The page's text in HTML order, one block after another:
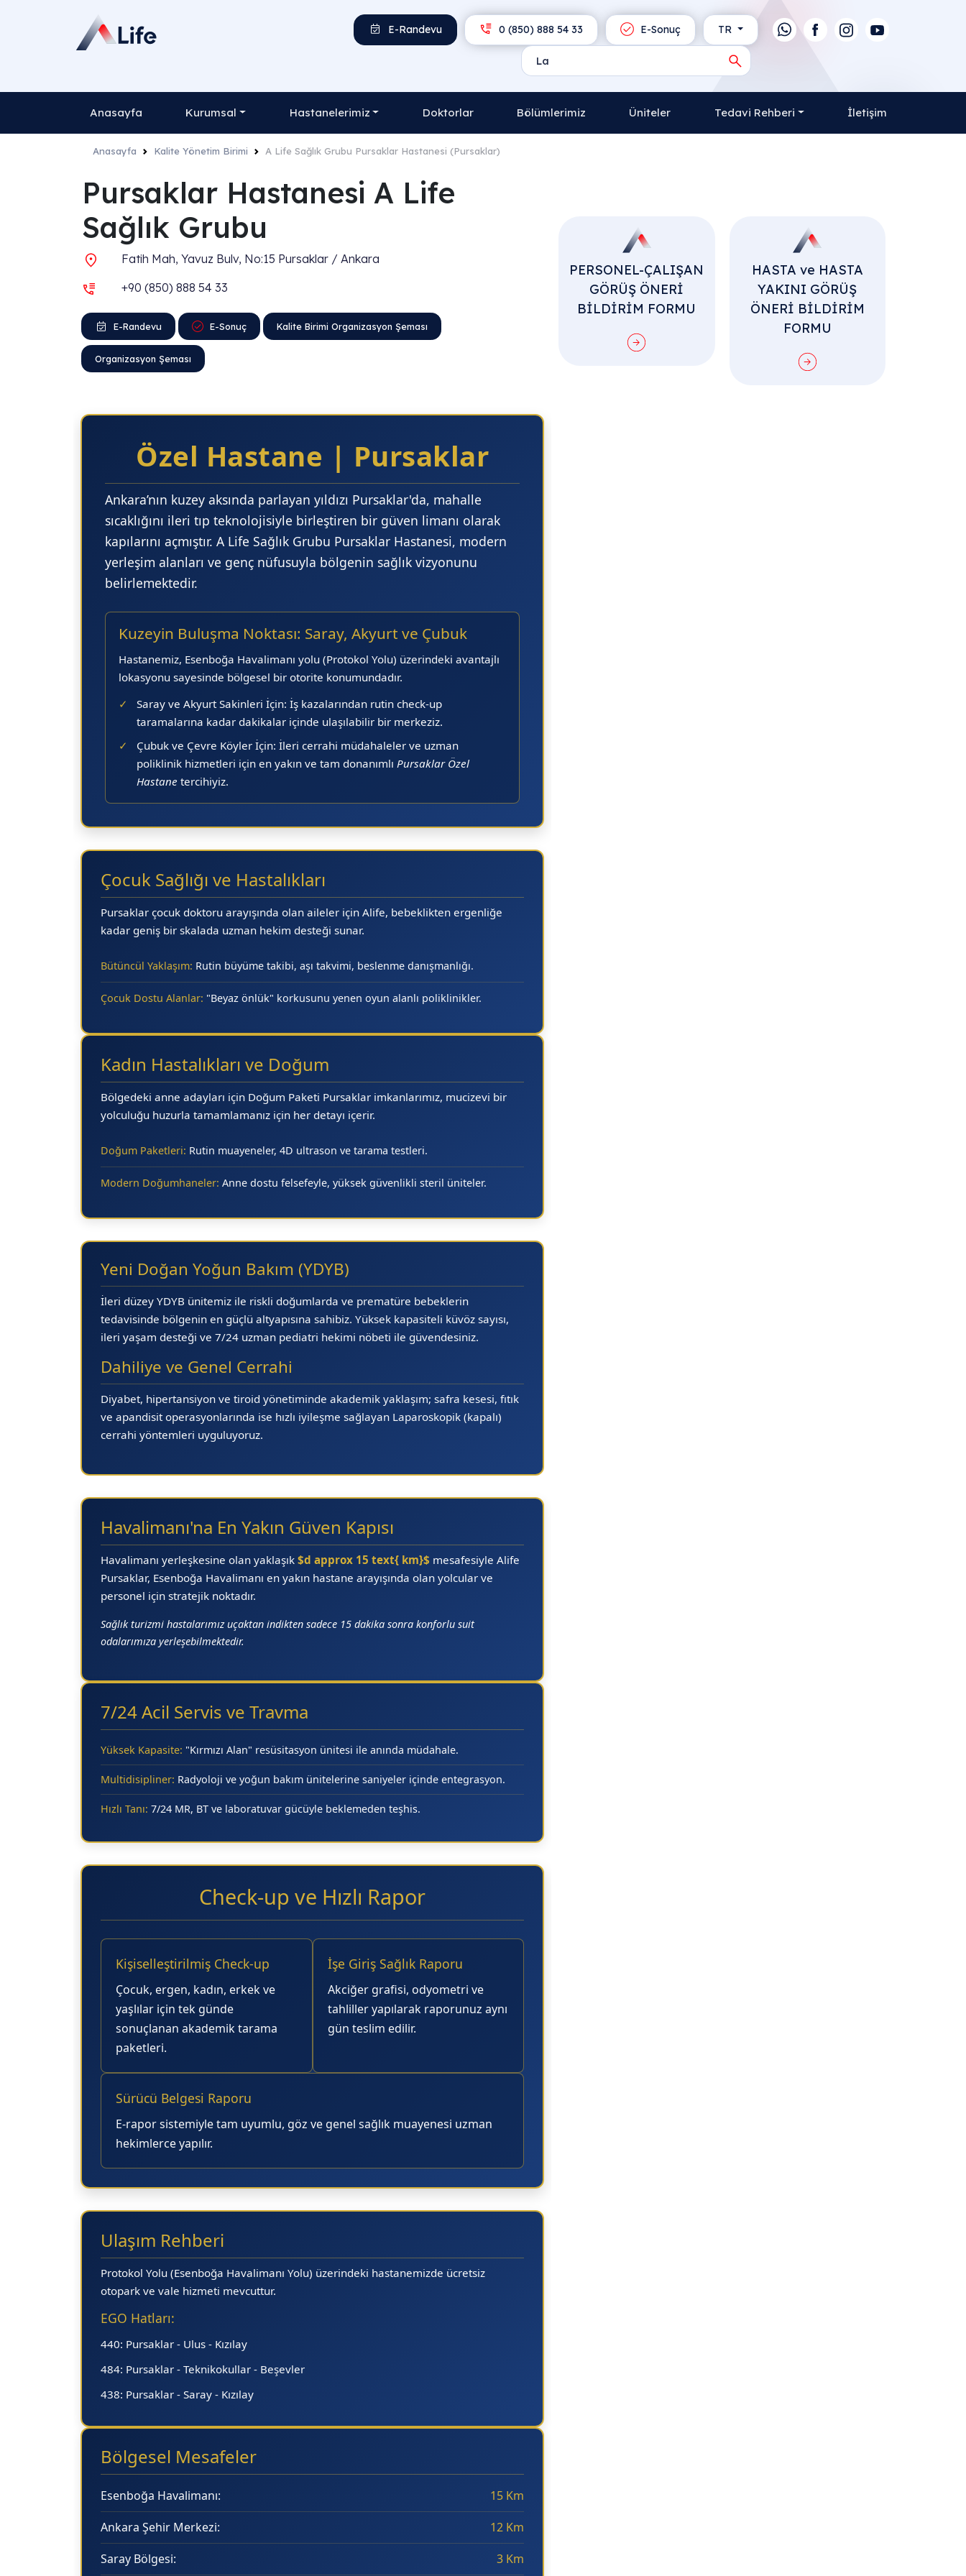
TR
E-Sonuç
0 (850) 888 54 33
E-Randevu
Anasayfa Kurumsal Hastanelerimiz Doktorlar Bölümlerimiz Üniteler Tedavi Rehberi İletişim
Anasayfa Kalite Yönetim Birimi A Life Sağlık Grubu Pursaklar Hastanesi (Pursaklar)
Pursaklar Hastanesi A Life
Sağlık Grubu
Fatih Mah, Yavuz Bulv, No:15 Pursaklar / Ankara
+90 (850) 888 54 33
E-Randevu
Özel Hastane | Pursaklar
Ankara’nın kuzey aksında parlayan yıldızı Pursaklar'da, mahalle
sıcaklığını ileri tıp teknolojisiyle birleştiren bir güven limanı olarak
kapılarını açmıştır.A Life Sağlık Grubu Pursaklar Hastanesi, modern
yerleşim alanları ve genç nüfusuyla bölgenin sağlık vizyonunu
belirlemektedir.
Kuzeyin Buluşma Noktası: Saray, Akyurt ve Çubuk
Hastanemiz, Esenboğa Havalimanı yolu (Protokol Yolu) üzerindeki avantajlı
lokasyonu sayesinde bölgesel bir otorite konumundadır.
✓
Saray ve Akyurt Sakinleri İçin: İş kazalarından rutin check-up
taramalarına kadar dakikalar içinde ulaşılabilir bir merkeziz.
✓
Çubuk ve Çevre Köyler İçin: İleri cerrahi müdahaleler ve uzman
poliklinik hizmetleri için en yakın ve tam donanımlı Pursaklar Özel
Hastane tercihiyiz.
Çocuk Sağlığı ve Hastalıkları
Pursaklar çocuk doktoru arayışında olan aileler için Alife, bebeklikten ergenliğe
kadar geniş bir skalada uzman hekim desteği sunar.
Bütüncül Yaklaşım: Rutin büyüme takibi, aşı takvimi, beslenme danışmanlığı.
Çocuk Dostu Alanlar: "Beyaz önlük" korkusunu yenen oyun alanlı poliklinikler.
Kadın Hastalıkları ve Doğum
Bölgedeki anne adayları için Doğum Paketi Pursaklarimkanlarımız, mucizevi bir
yolculuğu huzurla tamamlamanız için her detayı içerir.
Doğum Paketleri: Rutin muayeneler, 4D ultrason ve tarama testleri.
Modern Doğumhaneler: Anne dostu felsefeyle, yüksek güvenlikli steril üniteler.
Yeni Doğan Yoğun Bakım (YDYB)
İleri düzey YDYB ünitemiz ile riskli doğumlarda ve prematüre bebeklerin
tedavisinde bölgenin en güçlü altyapısına sahibiz. Yüksek kapasiteli küvöz sayısı,
ileri yaşam desteği ve 7/24 uzman pediatri hekimi nöbeti ile güvendesiniz.
Dahiliye ve Genel Cerrahi
Diyabet, hipertansiyon ve tiroid yönetiminde akademik yaklaşım; safra kesesi, fıtık
ve apandisit operasyonlarında ise hızlı iyileşme sağlayan Laparoskopik (kapalı)
cerrahi yöntemleri uyguluyoruz.
Havalimanı'na En Yakın Güven Kapısı
Havalimanı yerleşkesine olan yaklaşık $d approx 15 text{ km}$ mesafesiyle Alife
Pursaklar, Esenboğa Havalimanı en yakın hastane arayışında olan yolcular ve
personel için stratejik noktadır.
Sağlık turizmi hastalarımız uçaktan indikten sadece 15 dakika sonra konforlu suit
odalarımıza yerleşebilmektedir.
7/24 Acil Servis ve Travma
Yüksek Kapasite: "Kırmızı Alan" resüsitasyon ünitesi ile anında müdahale.
Multidisipliner: Radyoloji ve yoğun bakım ünitelerine saniyeler içinde entegrasyon.
Hızlı Tanı: 7/24 MR, BT ve laboratuvar gücüyle beklemeden teşhis.
Check-up ve Hızlı Rapor
Kişiselleştirilmiş Check-up
Çocuk, ergen, kadın, erkek ve
yaşlılar için tek günde
sonuçlanan akademik tarama
paketleri.
İşe Giriş Sağlık Raporu
Akciğer grafisi, odyometri ve
tahliller yapılarak raporunuz aynı
gün teslim edilir.
Sürücü Belgesi Raporu
E-rapor sistemiyle tam uyumlu, göz ve genel sağlık muayenesi uzman
hekimlerce yapılır.
Ulaşım Rehberi
Protokol Yolu (Esenboğa Havalimanı Yolu) üzerindeki hastanemizde ücretsiz
otopark ve vale hizmeti mevcuttur.
EGO Hatları:
440: Pursaklar - Ulus - Kızılay
484: Pursaklar - Teknikokullar - Beşevler
438: Pursaklar - Saray - Kızılay
Bölgesel Mesafeler
Esenboğa Havalimanı:
15 Km
Ankara Şehir Merkezi:
12 Km
Saray Bölgesi:
3 Km
PERSONEL-ÇALIŞAN
GÖRÜŞ ÖNERİ
BİLDİRİM FORMU
HASTA ve HASTA
YAKINI GÖRÜŞ
ÖNERİ BİLDİRİM
FORMU